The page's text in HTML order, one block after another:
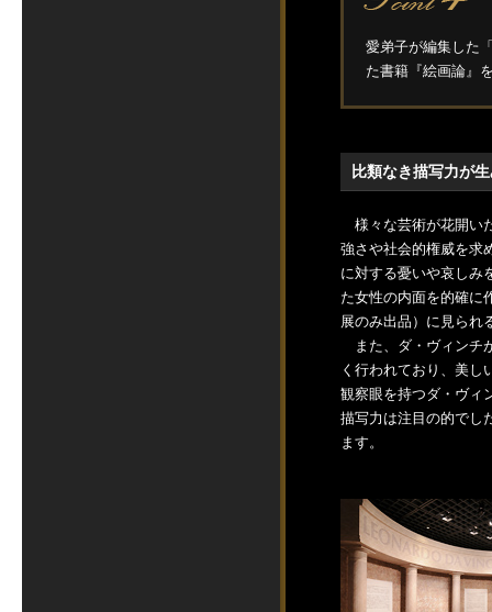
愛弟子が編集した
た書籍『絵画論』
比類なき描写力が
様々な芸術が花開い
強さや社会的権威を求
に対する憂いや哀しみ
た女性の内面を的確に
展のみ出品）に見られ
また、ダ・ヴィンチ
く行われており、美し
観察眼を持つダ・ヴィ
描写力は注目の的でし
ます。